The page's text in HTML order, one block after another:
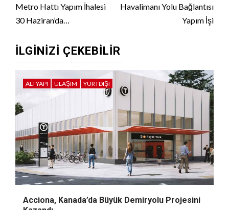
Metro Hattı Yapım İhalesi
30 Haziran’da…
Havalimanı Yolu Bağlantısı
Yapım İşi
İLGINIZI ÇEKEBILIR
ALTYAPI ULAŞIM YURTDIŞI
Acciona, Kanada’da Büyük Demiryolu Projesini